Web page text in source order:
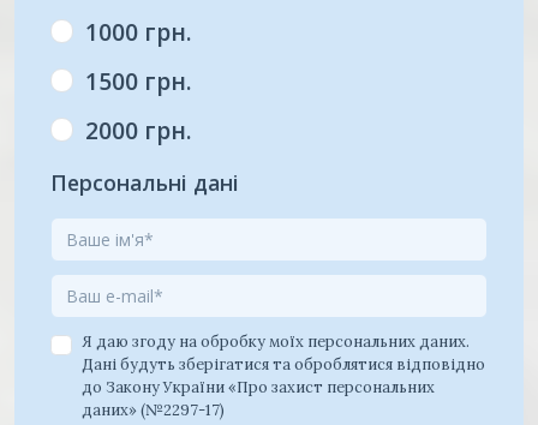
1000 грн.
1500 грн.
2000 грн.
Персональні дані
Я даю згоду на обробку моїх персональних даних.
Дані будуть зберігатися та оброблятися відповідно
до Закону України «Про захист персональних
даних» (№2297-17)